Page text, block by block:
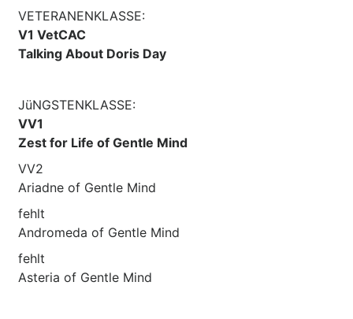
VETERANENKLASSE:
V1 VetCAC
Talking About Doris Day
JüNGSTENKLASSE:
VV1
Zest for Life of Gentle Mind
VV2
Ariadne of Gentle Mind
fehlt
Andromeda of Gentle Mind
fehlt
Asteria of Gentle Mind